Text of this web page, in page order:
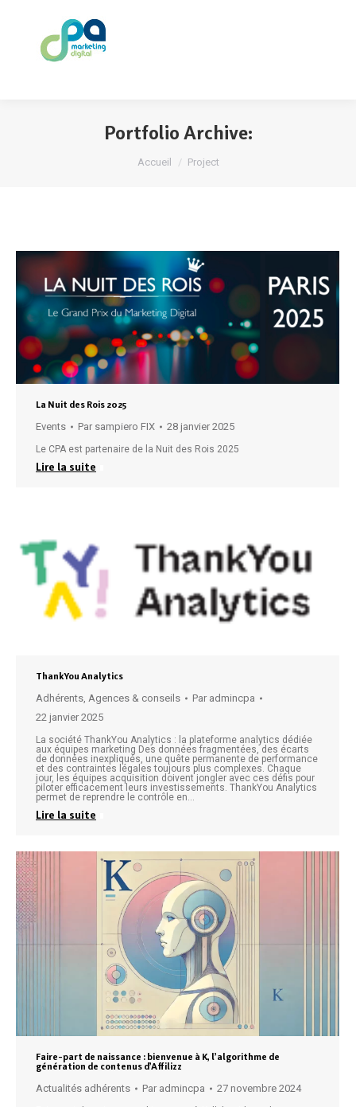
Portfolio Archive:
Vous êtes ici :
Accueil Project
La Nuit des Rois 2025
Events Par sampiero FIX 28 janvier 2025
Le CPA est partenaire de la Nuit des Rois 2025
Lire la suite
ThankYou Analytics
Adhérents, Agences & conseils Par admincpa
22 janvier 2025
La société ThankYou Analytics : la plateforme analytics dédiée
aux équipes marketing Des données fragmentées, des écarts
de données inexpliqués, une quête permanente de performance
et des contraintes légales toujours plus complexes. Chaque
jour, les équipes acquisition doivent jongler avec ces défis pour
piloter efficacement leurs investissements. ThankYou Analytics
permet de reprendre le contrôle en…
Lire la suite
Faire-part de naissance : bienvenue à K, l’algorithme de
génération de contenus d’Affilizz
Actualités adhérents Par admincpa 27 novembre 2024